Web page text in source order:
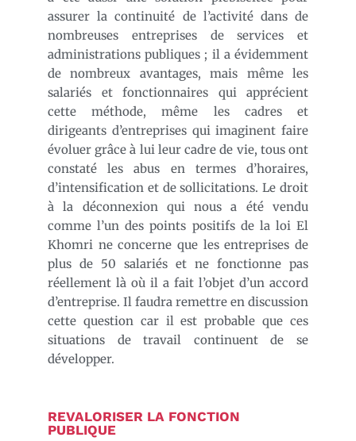
assurer la continuité de l’activité dans de
nombreuses entreprises de services et
administrations publiques ; il a évidemment
de nombreux avantages, mais même les
salariés et fonctionnaires qui apprécient
cette méthode, même les cadres et
dirigeants d’entreprises qui imaginent faire
évoluer grâce à lui leur cadre de vie, tous ont
constaté les abus en termes d’horaires,
d’intensification et de sollicitations. Le droit
à la déconnexion qui nous a été vendu
comme l’un des points positifs de la loi El
Khomri ne concerne que les entreprises de
plus de 50 salariés et ne fonctionne pas
réellement là où il a fait l’objet d’un accord
d’entreprise. Il faudra remettre en discussion
cette question car il est probable que ces
situations de travail continuent de se
développer.
REVALORISER LA FONCTION
PUBLIQUE